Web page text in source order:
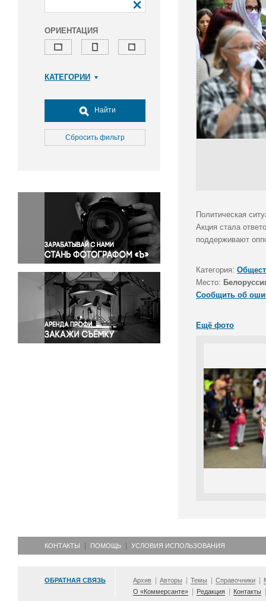
ОРИЕНТАЦИЯ
КАТЕГОРИИ
Досуг, туризм и отдых
Культура
Медицина
Окружающая среда
Политика
Правосудие
Происшествия и конфликты
Религия
Светская жизнь
Спорт
Экология
Экономика и бизнес
Найти
Сбросить фильтр
Политическая
Акция стала
поддерживают
Категория:
Место:
Сообщить об
Ещё фото
КОНТАКТЫ ПОМОЩЬ УСЛОВИЯ ИСПОЛЬЗОВАНИЯ
ОБРАТНАЯ СВЯЗЬ Архив Авторы Темы Справочники
О «Коммерсанте»
Редакция Контакты